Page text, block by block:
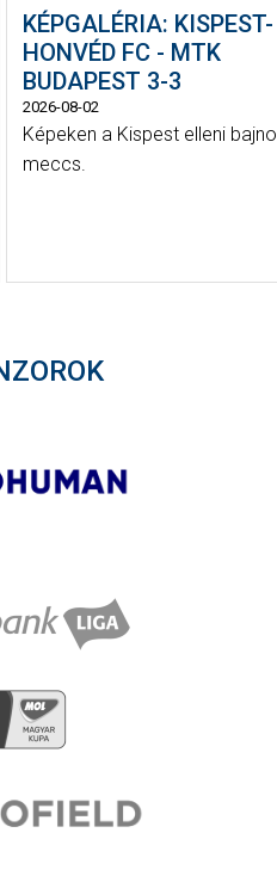
KÉPGALÉRIA: KISPEST-
HONVÉD FC - MTK
BUDAPEST 3-3
2026-08-02
Képeken a Kispest elleni
meccs.